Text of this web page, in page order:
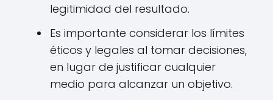
legitimidad del resultado.
Es importante considerar los límites
éticos y legales al tomar decisiones,
en lugar de justificar cualquier
medio para alcanzar un objetivo.